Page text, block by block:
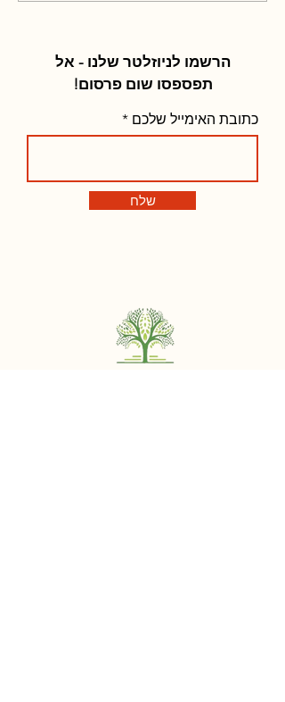
הרשמו לניוזלטר שלנו - אל
תפספסו שום פרסום!
כתובת האימייל שלכם
שלח